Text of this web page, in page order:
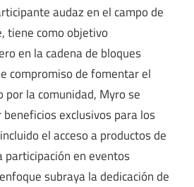
audaz en el campo de
tiene como objetivo
en la cadena de bloques
compromiso de fomentar el
por la comunidad, Myro se
exclusivos para los
el acceso a productos de
participación en eventos
subraya la dedicación de